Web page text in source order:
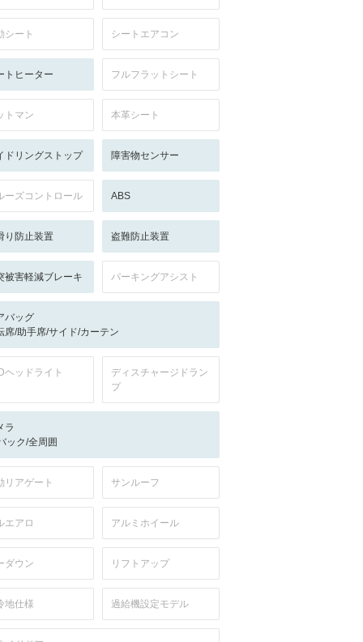
シート シートエアコン
トヒーター フルフラットシート
トマン 本革シート
ドリングストップ 障害物センサー
ーズコントロール ABS
り防止装置 盗難防止装置
被害軽減ブレーキ パーキングアシスト
バッグ
席/助手席/サイド/カーテン
ヘッドライト
ディスチャージドラン
プ
ラ
ック/全周囲
リアゲート サンルーフ
エアロ アルミホイール
ダウン リフトアップ
地仕様 過給機設定モデル